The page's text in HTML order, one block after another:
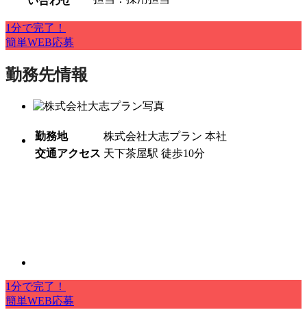
1分で完了！
簡単WEB応募
勤務先情報
勤務地
株式会社大志プラン 本社
交通アクセス 天下茶屋駅 徒歩10分
1分で完了！
簡単WEB応募